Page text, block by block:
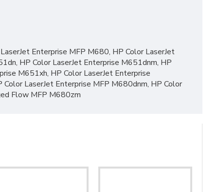
Enterprise MFP M680, HP Color LaserJet
HP Color LaserJet Enterprise M651dnm, HP
M651xh, HP Color LaserJet Enterprise
LaserJet Enterprise MFP M680dnm, HP Color
Flow MFP M680zm